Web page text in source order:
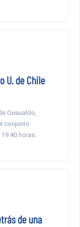
U. de Chile
Gesualdo,
conjunto
horas.
de una